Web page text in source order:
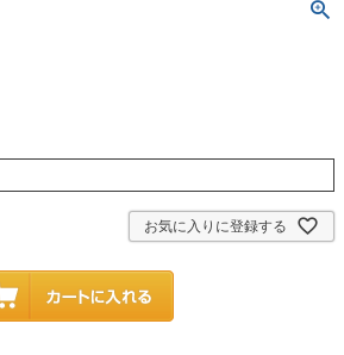
お気に入りに登録する